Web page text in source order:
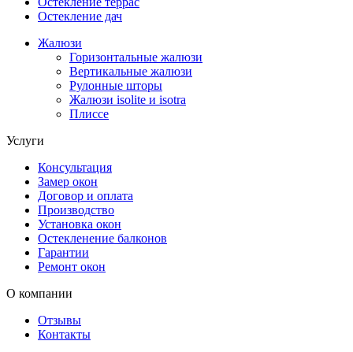
Остекление дач
Жалюзи
Горизонтальные жалюзи
Вертикальные жалюзи
Рулонные шторы
Жалюзи isolite и isotra
Плиссе
Услуги
Консультация
Замер окон
Договор и оплата
Производство
Установка окон
Остекленение балконов
Гарантии
Ремонт окон
О компании
Отзывы
Контакты